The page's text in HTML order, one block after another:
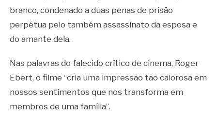
branco, condenado a duas penas de prisão
perpétua pelo também assassinato da esposa e
do amante dela.
Nas palavras do falecido crítico de cinema, Roger
Ebert, o filme “cria uma impressão tão calorosa em
nossos sentimentos que nos transforma em
membros de uma família”.